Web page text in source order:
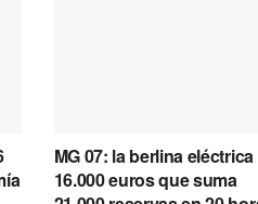
MG 07: la berlina
16.000 euros que suma